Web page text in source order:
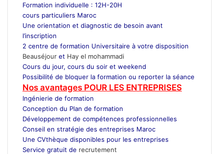
Formation individuelle : 12H-20H
cours particuliers Maroc
Une orientation et diagnostic de besoin avant
l’inscription
2 centre de formation Universitaire à votre disposition
Beauséjour et Hay el mohammadi
Cours du jour, cours du soir et weekend
Possibilité de bloquer la formation ou reporter la séance
Nos avantages POUR LES ENTREPRISES
Ingénierie de formation
Conception du Plan de formation
Développement de compétences professionnelles
Conseil en stratégie des entreprises Maroc
Une CVthèque disponibles pour les entreprises
Service gratuit de recrutement